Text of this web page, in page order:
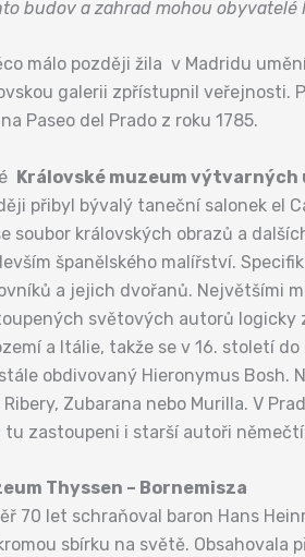
budov a zahrad mohou
málo později žila v Madridu
galerii zpřístupnil veřejnosti.
Paseo del Prado z roku 1785.
Královské muzeum výtvarných
přibyl bývalý taneční salonek el
soubor královských obrazů a
španělského malířství.
a jejich dvořanů. Největšími
světových autorů logicky
a Itálie, takže se v 16. století
obdivovaný Hieronymus Bosh.
Zubarana nebo Murilla. V
tu zastoupeni i starší autoři
Thyssen – Bornemisza
70 let schraňoval baron Hans
sbírku na světě.